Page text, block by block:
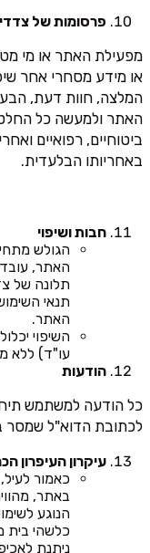
פרסומות של
מפעילת האתר או מי
או מידע מסחרי אחר
המלצה, חוות דעת,
האתר ולמעשה כל
ביטוחיים, רפואיים
באחריותו הבלעדית.
חבות ושיפוי
הגולש
האתר,
תלונה של
תנאי
האתר.
השיפוי
עו"ד) ללא
הודעות
כל הודעה למשתמש
לכתובת הדוא"ל שמסר
עיקרון העיפרון
כאמור
באתר,
הנוגע
כלשהי בית
ניתנת